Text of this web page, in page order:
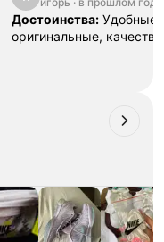
Достоинства: Удобные,
оригинальные,